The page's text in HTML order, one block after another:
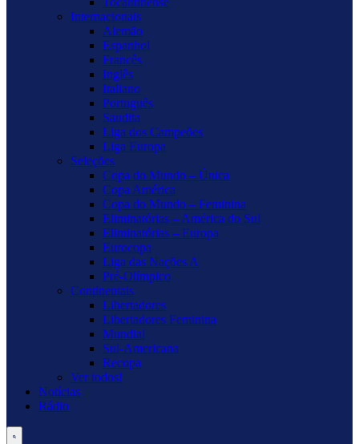
Internacionais
Alemão
Espanhol
Francês
Inglês
Italiano
Português
Saudita
Liga dos Campeões
Liga Europa
Seleções
Copa do Mundo – Única
Copa América
Copa do Mundo – Feminina
Eliminatórias – América do Sul
Eliminatórias – Europa
Eurocopa
Liga das Nações A
Pré-Olímpico
Continentais
Libertadores
Libertadores Feminina
Mundial
Sul-Americana
Recopa
Ver todos!
Notícias
Rádio